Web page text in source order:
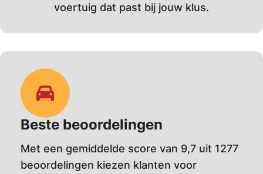
voertuig dat past bij jouw klus.
Beste beoordelingen
Met een gemiddelde score van 9,7 uit 1277
beoordelingen kiezen klanten voor